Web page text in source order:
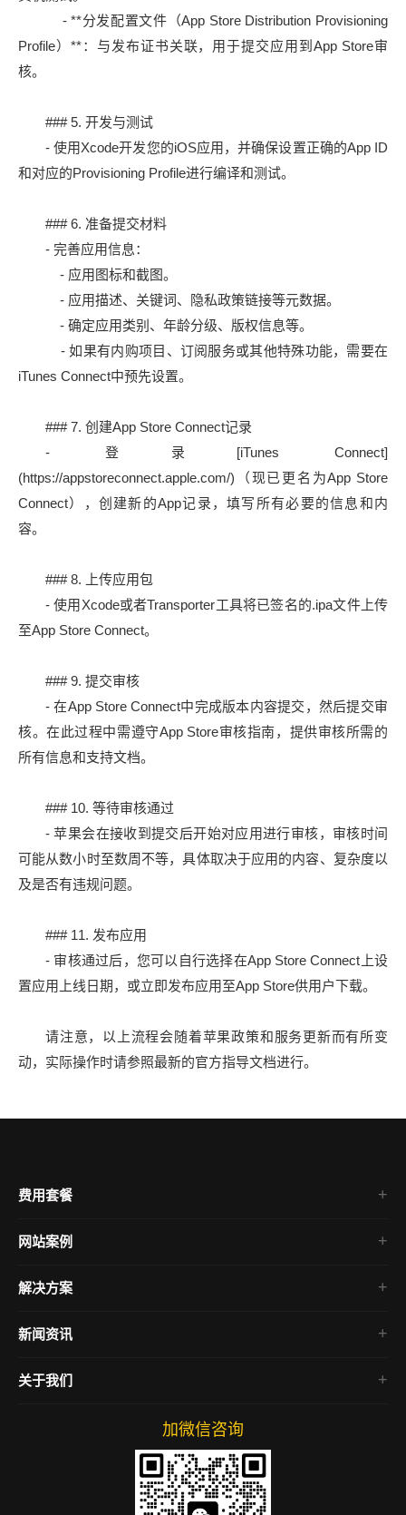
- **分发配置文件（App Store Distribution Provisioning
Profile）**：与发布证书关联，用于提交应用到App Store审
核。
### 5. 开发与测试
- 使用Xcode开发您的iOS应用，并确保设置正确的App ID
和对应的Provisioning Profile进行编译和测试。
### 6. 准备提交材料
- 完善应用信息：
- 应用图标和截图。
- 应用描述、关键词、隐私政策链接等元数据。
- 确定应用类别、年龄分级、版权信息等。
- 如果有内购项目、订阅服务或其他特殊功能，需要在
iTunes Connect中预先设置。
### 7. 创建App Store Connect记录
- 登录[iTunes Connect]
(https://appstoreconnect.apple.com/)（现已更名为App Store
Connect），创建新的App记录，填写所有必要的信息和内
容。
### 8. 上传应用包
- 使用Xcode或者Transporter工具将已签名的.ipa文件上传
至App Store Connect。
### 9. 提交审核
- 在App Store Connect中完成版本内容提交，然后提交审
核。在此过程中需遵守App Store审核指南，提供审核所需的
所有信息和支持文档。
### 10. 等待审核通过
- 苹果会在接收到提交后开始对应用进行审核，审核时间
可能从数小时至数周不等，具体取决于应用的内容、复杂度以
及是否有违规问题。
### 11. 发布应用
- 审核通过后，您可以自行选择在App Store Connect上设
置应用上线日期，或立即发布应用至App Store供用户下载。
请注意，以上流程会随着苹果政策和服务更新而有所变
动，实际操作时请参照最新的官方指导文档进行。
费用套餐
网站案例
微信小程序
电商网站
解决方案
新闻资讯
行业资讯
关于我们
加微信咨询